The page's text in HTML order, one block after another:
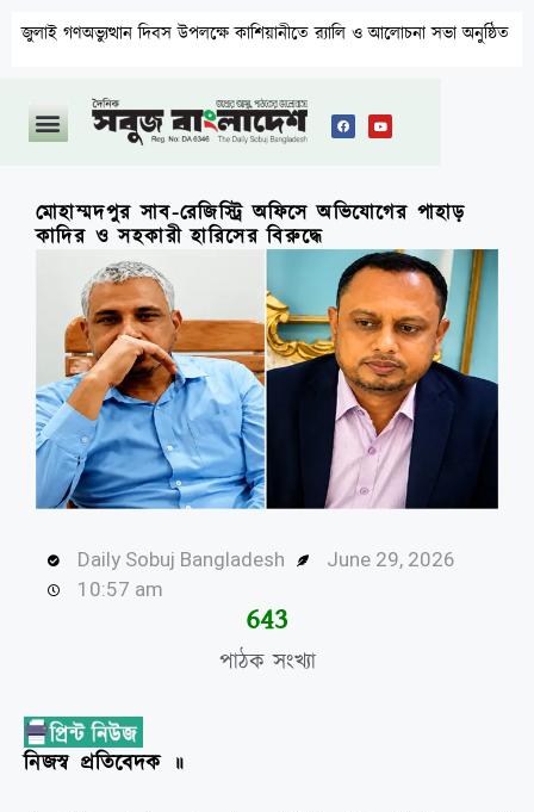
দিবস উপলক্ষে কাশিয়ানীতে র‍্যালি ও আলোচনা সভা অনুষ্ঠিত
মোহাম্মদপুর সাব-রেজিস্ট্রি অফিসে অভিযোগের পাহাড়
কাদির ও সহকারী হারিসের বিরুদ্ধে
Daily Sobuj Bangladesh
June 29, 2026
10:57 am
পাঠক সংখ্যা
645
নিজস্ব প্রতিবেদক ॥